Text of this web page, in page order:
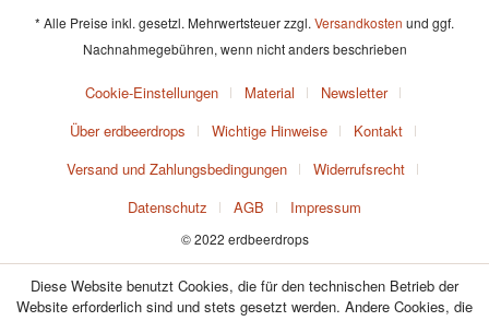
* Alle Preise inkl. gesetzl. Mehrwertsteuer zzgl. Versandkosten und ggf.
Nachnahmegebühren, wenn nicht anders beschrieben
Cookie-Einstellungen Material
Newsletter
Über erdbeerdrops
Wichtige Hinweise
Kontakt
Versand und Zahlungsbedingungen
Widerrufsrecht
Datenschutz
AGB Impressum
© 2022 erdbeerdrops
Diese Website benutzt Cookies, die für den technischen Betrieb der
Website erforderlich sind und stets gesetzt werden. Andere Cookies, die